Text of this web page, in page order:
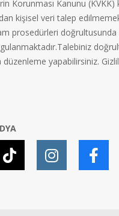
Korunması Kanunu (KVKK)
dan kişisel veri talep
prosedürleri doğrultusunda
düzenleme yapabilirsiniz.